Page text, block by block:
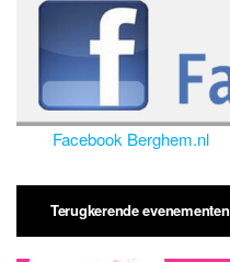
Facebook Berghem.nl
Terugkerende evenementen